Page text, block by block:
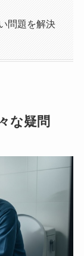
問題を解決
な疑問